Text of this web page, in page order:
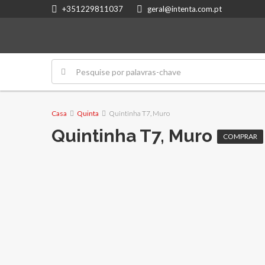
+351229811037 geral@intenta.com.pt
Casa Quinta Quintinha T7, Muro
Quintinha T7, Muro COMPRAR